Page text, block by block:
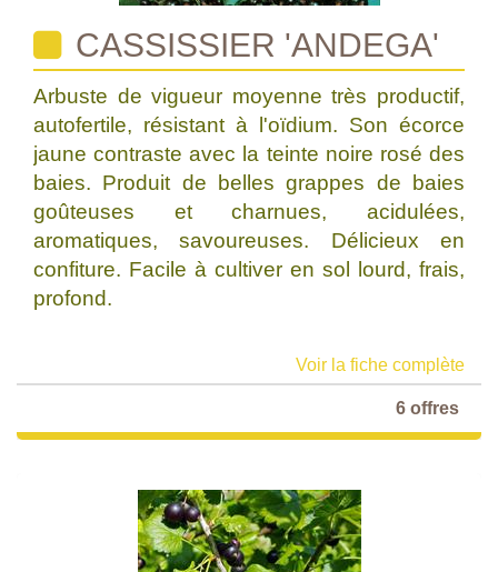
CASSISSIER 'ANDEGA'
Arbuste de vigueur moyenne très productif,
autofertile, résistant à l'oïdium. Son écorce
jaune contraste avec la teinte noire rosé des
baies. Produit de belles grappes de baies
goûteuses et charnues, acidulées,
aromatiques, savoureuses. Délicieux en
confiture. Facile à cultiver en sol lourd, frais,
profond.
Voir la fiche complète
6 offres